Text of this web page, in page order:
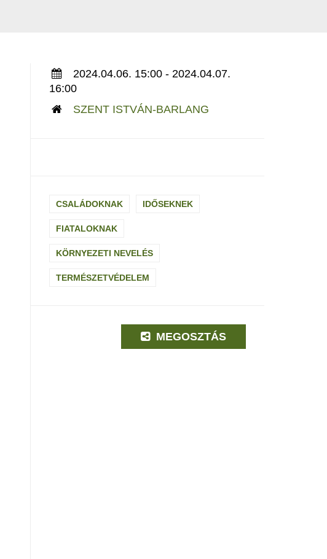
2024.04.06. 15:00 - 2024.04.07.
16:00
SZENT ISTVÁN-BARLANG
CSALÁDOKNAK IDŐSEKNEK
FIATALOKNAK
KÖRNYEZETI NEVELÉS
TERMÉSZETVÉDELEM
MEGOSZTÁS